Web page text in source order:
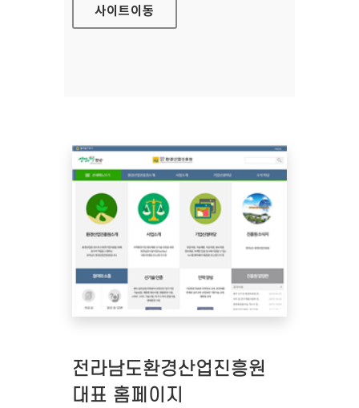
사이트이동
전라남도환경산업진흥원
대표 홈페이지